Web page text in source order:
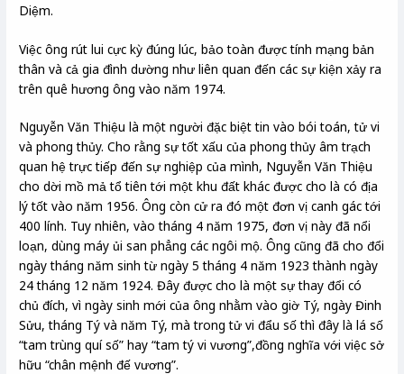
Diệm.
Việc ông rút lui cực kỳ đúng lúc, bảo toàn được tính mạng bản
thân và cả gia đình dường như liên quan đến các sự kiện xảy ra
trên quê hương ông vào năm 1974.
Nguyễn Văn Thiệu là một người đặc biệt tin vào bói toán, tử vi
và phong thủy. Cho rằng sự tốt xấu của phong thủy âm trạch
quan hệ trực tiếp đến sự nghiệp của mình, Nguyễn Văn Thiệu
cho dời mồ mả tổ tiên tới một khu đất khác được cho là có địa
lý tốt vào năm 1956. Ông còn cử ra đó một đơn vị canh gác tới
400 lính. Tuy nhiên, vào tháng 4 năm 1975, đơn vị này đã nổi
loạn, dùng máy ủi san phẳng các ngôi mộ. Ông cũng đã cho đổi
ngày tháng năm sinh từ ngày 5 tháng 4 năm 1923 thành ngày
24 tháng 12 năm 1924. Đây được cho là một sự thay đổi có
chủ đích, vì ngày sinh mới của ông nhằm vào giờ Tý, ngày Đinh
Sửu, tháng Tý và năm Tý, mà trong tử vi đẩu số thì đây là lá số
“tam trùng quí số” hay “tam tý vi vương”,đồng nghĩa với việc sở
hữu “chân mệnh đế vương”.